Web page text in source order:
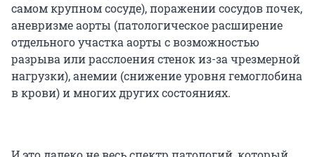
самом крупном сосуде), поражении сосудов почек,
аневризме аорты (патологическое расширение
отдельного участка аорты с возможностью
разрыва или расслоения стенок из-за чрезмерной
нагрузки), анемии (снижение уровня гемоглобина
в крови) и многих других состояниях.